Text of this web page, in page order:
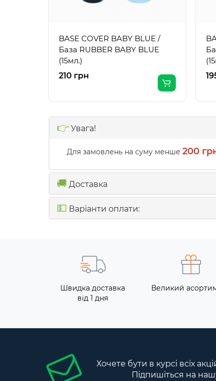
BASE COVER BABY BLUE /
База RUBBER BABY BLUE
(15мл.)
210 грн
👉 Увага!
Для замовлень на суму менше 200
🚚 Доставка
💵 Варіанти оплати:
Швидка доставка
від 1 дня
Великий
Хочете бути в курсі всіх
Підпишіться на